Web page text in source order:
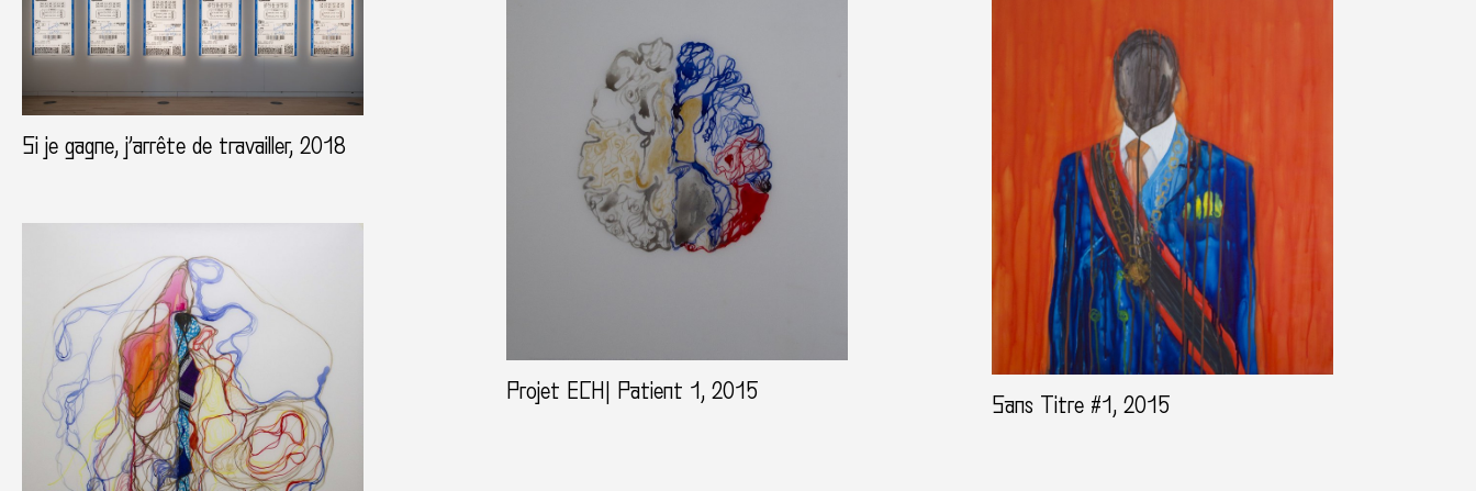
Si je gagne, j’arrête de travailler, 2018
Projet ECH| Patient 1, 2015
Sans Titre #1, 2015